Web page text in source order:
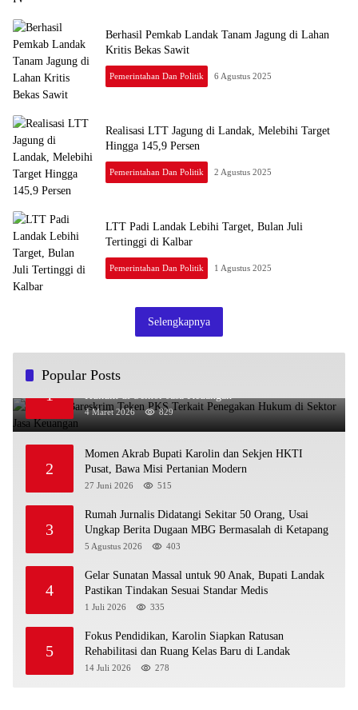
Berhasil Pemkab Landak Tanam Jagung di Lahan
Kritis Bekas Sawit
Pemerintahan Dan Politik 6 Agustus 2025
Realisasi LTT Jagung di Landak, Melebihi Target
Hingga 145,9 Persen
Pemerintahan Dan Politik 2 Agustus 2025
LTT Padi Landak Lebihi Target, Bulan Juli
Tertinggi di Kalbar
Pemerintahan Dan Politik 1 Agustus 2025
Selengkapnya
Popular Posts
1
OJK dan Bareskrim Teken PKS Terkait Penegakan
4 Maret 2026 829
2
Momen Akrab Bupati Karolin dan Sekjen HKTI
27 Juni 2026 515
3
Rumah Jurnalis Didatangi Sekitar 50 Orang, Usai
Ungkap Berita Dugaan MBG Bermasalah di Ketapang
5 Agustus 2026 403
4
Gelar Sunatan Massal untuk 90 Anak, Bupati Landak
Pastikan Tindakan Sesuai Standar Medis
1 Juli 2026 335
5
Fokus Pendidikan, Karolin Siapkan Ratusan
Rehabilitasi dan Ruang Kelas Baru di Landak
14 Juli 2026 278